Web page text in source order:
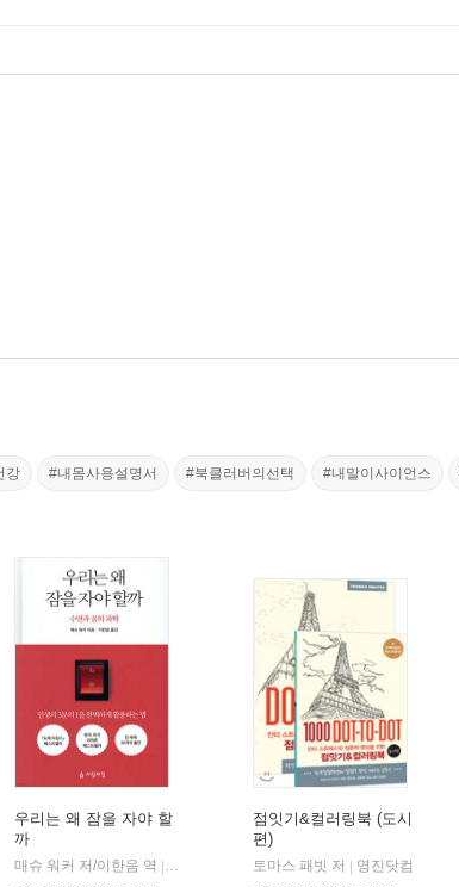
강 #내몸사용설명서 #북클러버의선택 #내말이사이언스
우리는 왜 잠을 자야 할
까
매슈 워커 저/이한음 역
열린책들
점잇기&컬러링북 (도시
편)
토마스 패빗 저
영진닷컴